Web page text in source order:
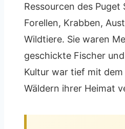
Ressourcen des Puget
Forellen, Krabben,
Wildtiere. Sie waren
geschickte Fischer
Kultur war tief mit dem
Wäldern ihrer Heimat